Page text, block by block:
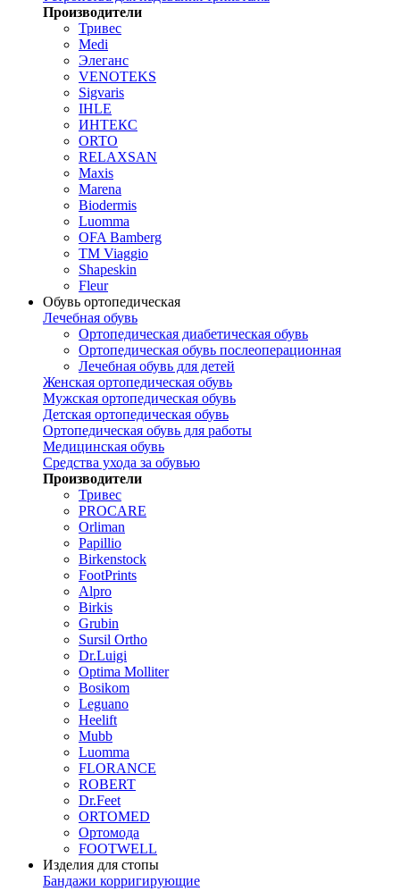
Производители
Тривес
Medi
Элеганс
VENOTEKS
Sigvaris
IHLE
ИНТЕКС
ORTO
RELAXSAN
Maxis
Marena
Biodermis
Luomma
OFA Bamberg
TM Viaggio
Shapeskin
Fleur
Обувь ортопедическая
Лечебная обувь
Ортопедическая диабетическая обувь
Ортопедическая обувь послеоперационная
Лечебная обувь для детей
Женская ортопедическая обувь
Мужская ортопедическая обувь
Детская ортопедическая обувь
Ортопедическая обувь для работы
Медицинская обувь
Средства ухода за обувью
Производители
Тривес
PROCARE
Orliman
Papillio
Birkenstock
FootPrints
Alpro
Birkis
Grubin
Sursil Ortho
Dr.Luigi
Optima Molliter
Bosikom
Leguano
Heelift
Mubb
Luomma
FLORANCE
ROBERT
Dr.Feet
ORTOMED
Ортомода
FOOTWELL
Изделия для стопы
Бандажи корригирующие